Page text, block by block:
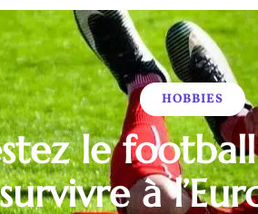
HOBBIES
le
survivre à